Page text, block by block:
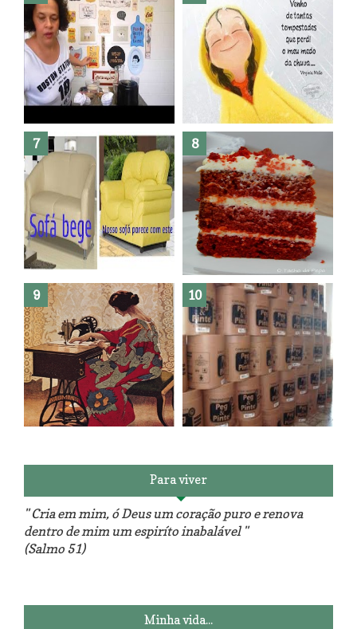
Dez bolos pra fazer antes de
morrer !
Haters, como surgiram?
O medo que habita em nós.
Reforma do sofá, agora é em
patchwork!
The Red Velvet !!! O Perfeito
Para viver
" Cria em mim, ó Deus um coração puro e renova
dentro de mim um espiríto inabalável "
(Salmo 51)
Minha vida...